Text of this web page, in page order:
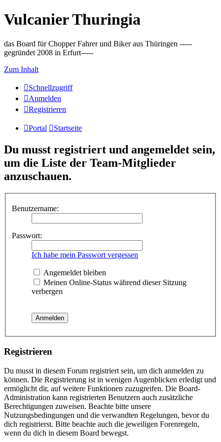
Vulcanier Thuringia
das Board für Chopper Fahrer und Biker aus Thüringen -----
gegründet 2008 in Erfurt-----
Zum Inhalt
Schnellzugriff
Anmelden
Registrieren
Portal Startseite
Du musst registriert und angemeldet sein,
um die Liste der Team-Mitglieder
anzuschauen.
Benutzername:
Passwort:
Ich habe mein Passwort vergessen
Angemeldet bleiben
Meinen Online-Status während dieser Sitzung
verbergen
Registrieren
Du musst in diesem Forum registriert sein, um dich anmelden zu
können. Die Registrierung ist in wenigen Augenblicken erledigt und
ermöglicht dir, auf weitere Funktionen zuzugreifen. Die Board-
Administration kann registrierten Benutzern auch zusätzliche
Berechtigungen zuweisen. Beachte bitte unsere
Nutzungsbedingungen und die verwandten Regelungen, bevor du
dich registrierst. Bitte beachte auch die jeweiligen Forenregeln,
wenn du dich in diesem Board bewegst.